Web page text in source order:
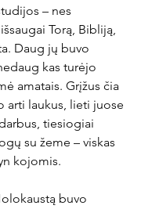
– nes
Torą, Bibliją,
Daug jų buvo
kas turėjo
amatais. Grįžus čia
arti laukus, lieti juose
tiesiogiai
su žeme – viskas
kojomis.
buvo